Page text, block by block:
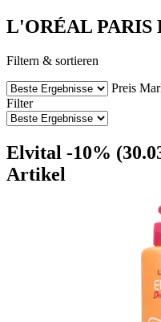
L'ORÉAL PARIS
Filtern & sortieren
Preis
Filter
Elvital -10%
Artikel